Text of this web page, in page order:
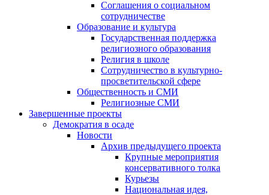
Соглашения о социальном
сотрудничестве
Образование и культура
Государственная поддержка
религиозного образования
Религия в школе
Сотрудничество в культурно-
просветительской сфере
Общественность и СМИ
Религиозные СМИ
Завершенные проекты
Демократия в осаде
Новости
Архив предыдущего проекта
Крупные мероприятия
консервативного толка
Курьезы
Национальная идея,